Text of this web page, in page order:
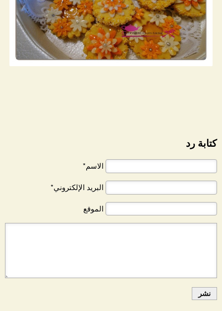
كتابة رد
الاسم*
البريد الإلكتروني*
الموقع
نشر